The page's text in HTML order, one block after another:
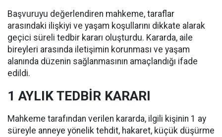
Başvuruyu değerlendiren mahkeme, taraflar
arasındaki ilişkiyi ve yaşam koşullarını dikkate alarak
geçici süreli tedbir kararı oluşturdu. Kararda, aile
bireyleri arasında iletişimin korunması ve yaşam
alanında düzenin sağlanmasının amaçlandığı ifade
edildi.
1 AYLIK TEDBİR KARARI
Mahkeme tarafından verilen kararda, ilgili kişinin 1 ay
süreyle anneye yönelik tehdit, hakaret, küçük düşürme